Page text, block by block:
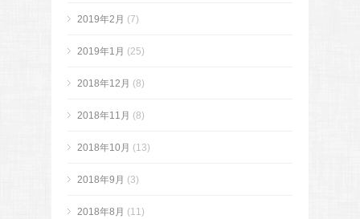
2019年2月 (7)
2019年1月 (25)
2018年12月 (8)
2018年11月 (8)
2018年10月 (13)
2018年9月 (3)
2018年8月 (11)